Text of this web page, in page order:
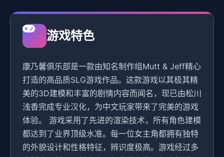
游戏特色
康乃馨俱乐部是一款由知名制作组Mutt & Jeff精心
打造的高品质SLG游戏作品。这款游戏以其极其精
美的3D建模和丰富的剧情内容而闻名，现已由松川
浅香完成专业汉化，为中文玩家带来了完美的游戏
体验。 游戏采用了先进的渲染技术，所有角色建模
都达到了业界顶级水准。每一位女主角都拥有独特
的外貌设计和性格特征，辨识度极高。游戏经过多